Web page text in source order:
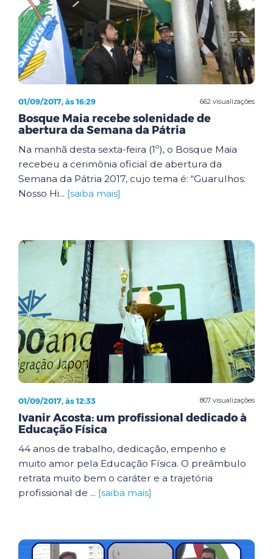
662 visualizações
01/09/2017, às 16:29
Bosque Maia recebe solenidade de
abertura da Semana da Pátria
Na manhã desta sexta-feira (1º), o Bosque Maia
recebeu a cerimônia oficial de abertura da
Semana da Pátria 2017, cujo tema é: “Guarulhos:
Nosso Hi... [saiba mais]
807 visualizações
01/09/2017, às 12:33
Ivanir Acosta: um profissional dedicado à
Educação Física
44 anos de trabalho, dedicação, empenho e
muito amor pela Educação Física. O preâmbulo
retrata muito bem o caráter e a trajetória
profissional de ... [saiba mais]